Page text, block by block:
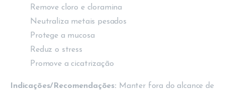
Remove cloro e cloramina
Neutraliza metais pesados
Protege a mucosa
Reduz o stress
Promove a cicatrização
Indicações/Recomendações: Manter fora do alcance de